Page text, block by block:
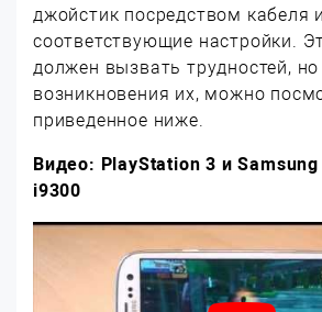
джойстик посредством кабеля
соответствующие настройки.
должен вызвать трудностей,
возникновения их, можно
приведенное ниже.
Видео: PlayStation 3 и Samsung
i9300